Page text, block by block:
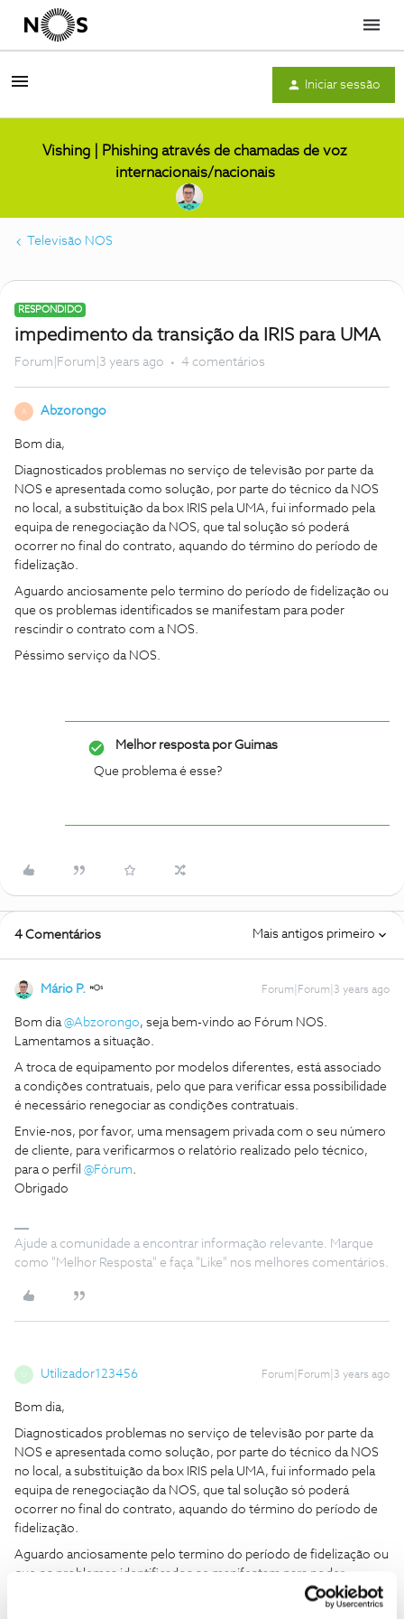
Menu
Iniciar sessão
Vishing | Phishing através de chamadas de voz
internacionais/nacionais
Televisão NOS
RESPONDIDO
impedimento da transição da IRIS para UMA
Forum|Forum|3 years ago 4 comentários
A Abzorongo
Bom dia,
Diagnosticados problemas no serviço de televisão por parte da
NOS e apresentada como solução, por parte do técnico da NOS
no local, a substituição da box IRIS pela UMA, fui informado pela
equipa de renegociação da NOS, que tal solução só poderá
ocorrer no final do contrato, aquando do término do período de
fidelização.
Aguardo anciosamente pelo termino do período de fidelização ou
que os problemas identificados se manifestam para poder
rescindir o contrato com a NOS.
Péssimo serviço da NOS.
Melhor resposta porGuimas
Que problema é esse?
4 Comentários Mais antigos primeiro
Mário P. Forum|Forum|3 years ago
Bom dia@Abzorongo, seja bem-vindo ao Fórum NOS.
Lamentamos a situação.
A troca de equipamento por modelos diferentes, está associado
a condições contratuais, pelo que para verificar essa possibilidade
é necessário renegociar as condições contratuais.
Envie-nos, por favor, uma mensagem privada com o seu número
de cliente, para verificarmos o relatório realizado pelo técnico,
para o perfil @Fórum.
Obrigado
Ajude a comunidade a encontrar informação relevante. Marque
como "Melhor Resposta" e faça "Like" nos melhores comentários.
Utilizador123456 Forum|Forum|3 years ago
Bom dia,
Diagnosticados problemas no serviço de televisão por parte da
NOS e apresentada como solução, por parte do técnico da NOS
no local, a substituição da box IRIS pela UMA, fui informado pela
equipa de renegociação da NOS, que tal solução só poderá
ocorrer no final do contrato, aquando do término do período de
fidelização.
Aguardo anciosamente pelo termino do período de fidelização ou
que os problemas identificados se manifestam para poder